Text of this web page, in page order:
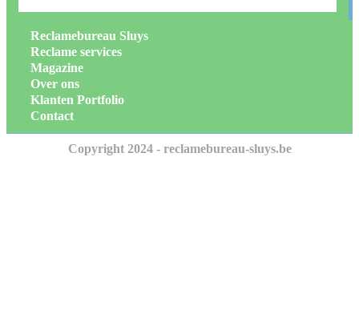
Reclamebureau Sluys
Reclame services
Magazine
Over ons
Klanten Portfolio
Contact
Copyright 2024 - reclamebureau-sluys.be